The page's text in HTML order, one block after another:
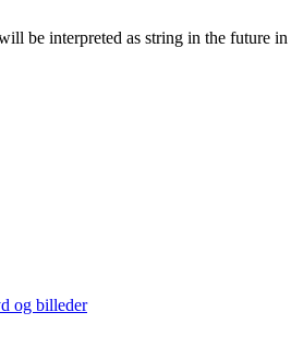
be interpreted as string in the future in
og billeder